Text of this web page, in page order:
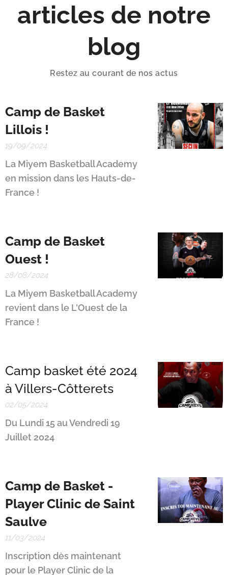
articles de notre
blog
Restez au courant de nos actus
Camp de Basket
Lillois !
19/09/2024
La Miyem Basketball Academy
en mission dans les Hauts-de-
France !
Camp de Basket
Ouest !
28/08/2024
La Miyem Basketball Academy
revient dans le L'Ouest de la
France !
Camp basket été 2024
à Villers-Côtterets
02/05/2024
Du Lundi 15 au Vendredi 19
Juillet 2024
Camp de Basket -
Player Clinic de Saint
Saulve
11/03/2024
Inscription dès maintenant
pour le Player Clinic de la